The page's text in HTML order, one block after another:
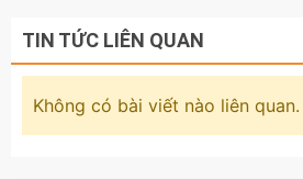
TIN TỨC LIÊN QUAN
Không có bài viết nào liên quan.